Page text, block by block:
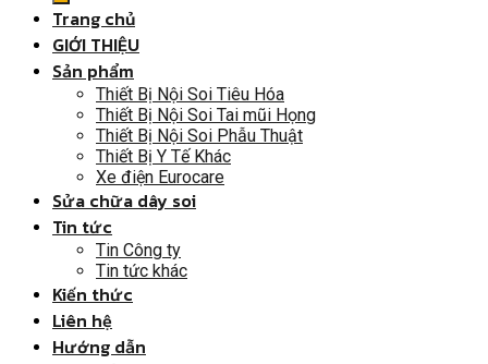
Trang chủ
GIỚI THIỆU
Sản phẩm
Thiết Bị Nội Soi Tiêu Hóa
Thiết Bị Nội Soi Tai mũi Họng
Thiết Bị Nội Soi Phẫu Thuật
Thiết Bị Y Tế Khác
Xe điện Eurocare
Sửa chữa dây soi
Tin tức
Tin Công ty
Tin tức khác
Kiến thức
Liên hệ
Hướng dẫn